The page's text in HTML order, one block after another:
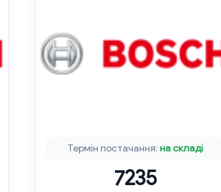
Термін постачання:на складі
7235